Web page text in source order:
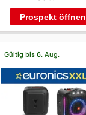
Prospekt öffnen
Gültig bis 6. Aug.